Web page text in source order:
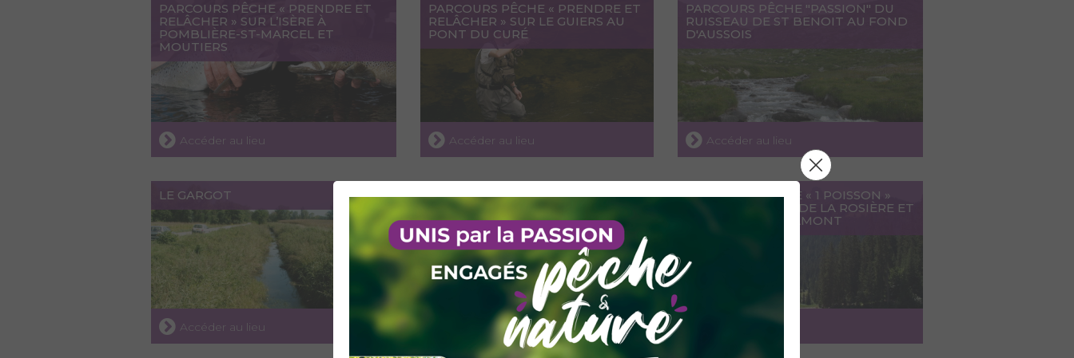
PARCOURS PÊCHE « PRENDRE ET
RELÂCHER » SUR L’ISÈRE À
POMBLIÈRE-ST-MARCEL ET
MOUTIERS
Accéder au lieu
PARCOURS PÊCHE « PRENDRE ET
RELÂCHER » SUR LE GUIERS AU
PONT DU CURÉ
Accéder au lieu
PARCOURS PÊCHE "PASSION" DU
RUISSEAU DE ST BENOIT AU FOND
D'AUSSOIS
Accéder au lieu
LE GARGOT
Accéder au lieu
PARCOURS PÊCHE « 1 POISSON »
SUR LE DORON DE BELLEVILLE
EN AMONT DES MÉNUIRES
Accéder au lieu
PARCOURS PÊCHE « 1 POISSON »
SUR LA RETENUE DE LA ROSIÈRE ET
LE RUISSEAU EN AMONT
Accéder au lieu